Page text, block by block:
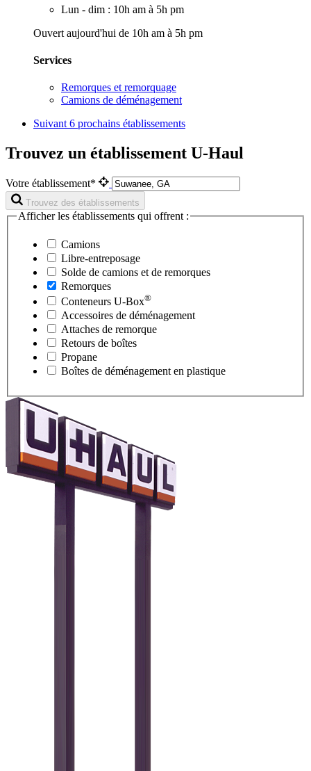
Lun - dim : 10h am à 5h pm
Ouvert aujourd'hui de 10h am à 5h pm
Services
Remorques et remorquage
Camions de déménagement
Suivant 6 prochains établissements
Trouvez un établissement U-Haul
Votre établissement*
Trouvez des établissements
Afficher les établissements qui offrent :
Camions
Libre-entreposage
Solde de camions et de remorques
Remorques
Conteneurs U-Box®
Accessoires de déménagement
Attaches de remorque
Retours de boîtes
Propane
Boîtes de déménagement en plastique